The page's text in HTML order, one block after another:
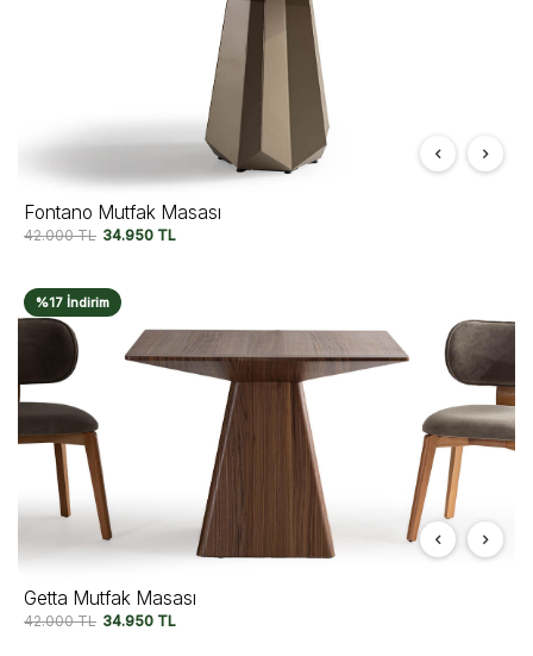
Fontano Mutfak Masası
42.000TL 34.950 TL
%17 İndirim
Getta Mutfak Masası
42.000TL 34.950 TL